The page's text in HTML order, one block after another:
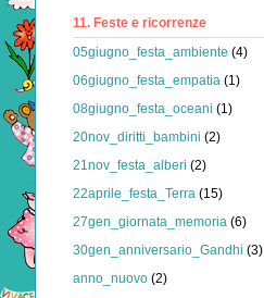
11. Feste e ricorrenze
05giugno_festa_ambiente (4)
06giugno_festa_empatia (1)
08giugno_festa_oceani (1)
20nov_diritti_bambini (2)
21nov_festa_alberi (2)
22aprile_festa_Terra (15)
27gen_giornata_memoria (6)
30gen_anniversario_Gandhi (3)
anno_nuovo (2)